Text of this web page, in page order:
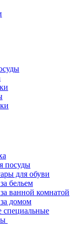
посуды
для обуви
бельем
ванной комнатой
домом
специальные